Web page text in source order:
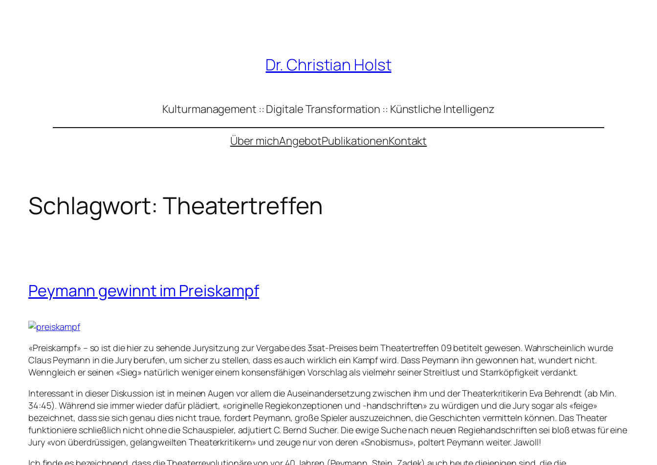
Dr. Christian Holst
Kulturmanagement :: Digitale Transformation :: Künstliche Intelligenz
Über michAngebotPublikationenKontakt
Schlagwort: Theatertreffen
Peymann gewinnt im Preiskampf
«Preiskampf» – so ist die hier zu sehende Jurysitzung zur Vergabe des 3sat-Preises beim Theatertreffen 09 betitelt gewesen. Wahrscheinlich wurde
Claus Peymann in die Jury berufen, um sicher zu stellen, dass es auch wirklich ein Kampf wird. Dass Peymann ihn gewonnen hat, wundert nicht.
Wenngleich er seinen «Sieg» natürlich weniger einem konsensfähigen Vorschlag als vielmehr seiner Streitlust und Starrköpfigkeit verdankt.
Interessant in dieser Diskussion ist in meinen Augen vor allem die Auseinandersetzung zwischen ihm und der Theaterkritikerin Eva Behrendt (ab Min.
34:45). Während sie immer wieder dafür plädiert, «originelle Regiekonzeptionen und -handschriften» zu würdigen und die Jury sogar als «feige»
bezeichnet, dass sie sich genau dies nicht traue, fordert Peymann, große Spieler auszuzeichnen, die Geschichten vermitteln können. Das Theater
funktioniere schließlich nicht ohne die Schauspieler, adjutiert C. Bernd Sucher. Die ewige Suche nach neuen Regiehandschriften sei bloß etwas für eine
Jury «von überdrüssigen, gelangweilten Theaterkritikern» und zeuge nur von deren «Snobismus», poltert Peymann weiter. Jawoll!